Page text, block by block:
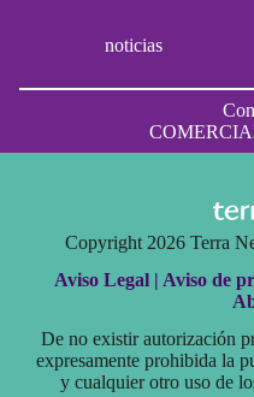
noticias
Copyright 2026 Terra
Aviso Legal | Aviso de
De no existir autorización
expresamente prohibida la
y cualquier otro uso de